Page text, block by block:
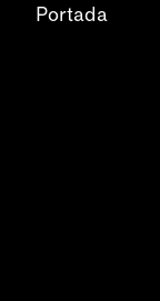
Portada